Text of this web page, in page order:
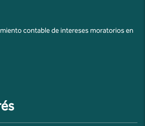
contable de intereses moratorios en